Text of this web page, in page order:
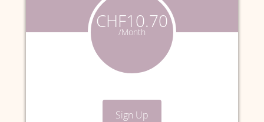
CHF10.70
/Month
Sign Up